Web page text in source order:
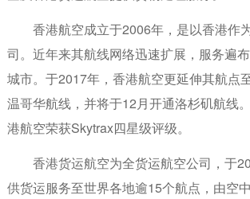
香港航空成立于2006年，是以香港作
司。近年来其航线网络迅速扩展，服务遍
城市。于2017年，香港航空更延伸其航点
温哥华航线，并将于12月开通洛杉矶航线
港航空荣获Skytrax四星级评级。
香港货运航空为全货运航空公司，于
供货运服务至世界各地逾15个航点，由空